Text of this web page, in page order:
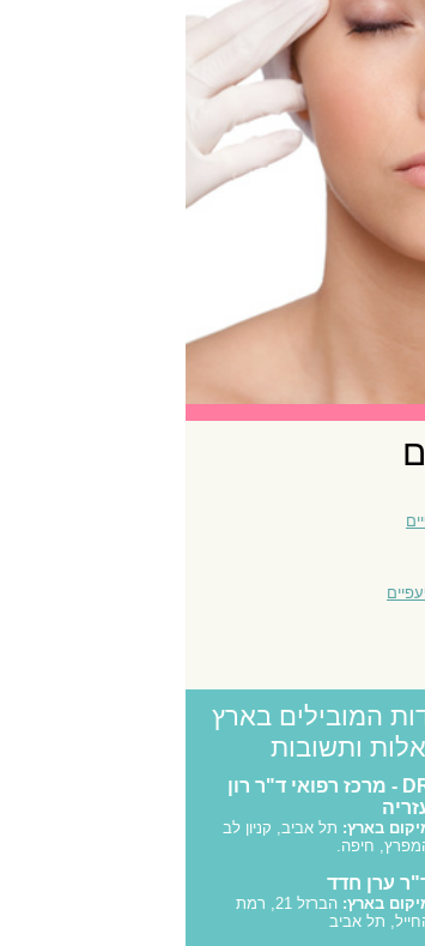
המובילים בארץ
ותשובות
DR - מרכז רפואי ד"ר רון
בארץ: תל אביב, קניון לב
חיפה.
ערן חדד
בארץ:
הברזל 21, רמת
תל אביב